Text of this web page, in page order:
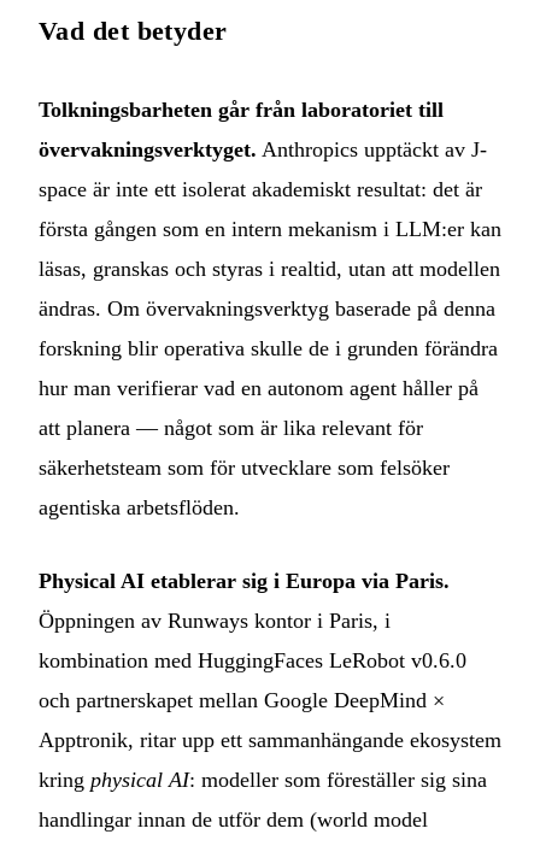
Vad det betyder
Tolkningsbarheten går från laboratoriet till
övervakningsverktyget. Anthropics upptäckt av J-
space är inte ett isolerat akademiskt resultat: det är
första gången som en intern mekanism i LLM:er kan
läsas, granskas och styras i realtid, utan att modellen
ändras. Om övervakningsverktyg baserade på denna
forskning blir operativa skulle de i grunden förändra
hur man verifierar vad en autonom agent håller på
att planera — något som är lika relevant för
säkerhetsteam som för utvecklare som felsöker
agentiska arbetsflöden.
Physical AI etablerar sig i Europa via Paris.
Öppningen av Runways kontor i Paris, i
kombination med HuggingFaces LeRobot v0.6.0
och partnerskapet mellan Google DeepMind ×
Apptronik, ritar upp ett sammanhängande ekosystem
kring physical AI: modeller som föreställer sig sina
handlingar innan de utför dem (world model